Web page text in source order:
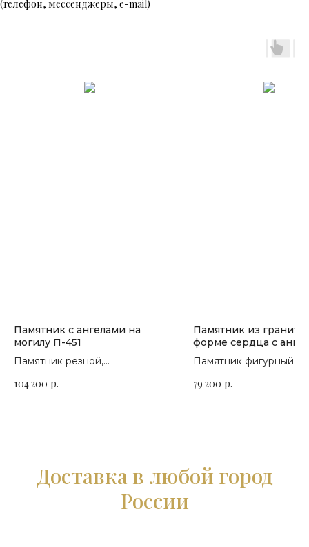
(телефон, мессенджеры, e-mail)
Памятник с ангелами на
могилу П-451
Памятник резной,
на выбор
104 200 р.
Памятник из гранита
форме сердца с
П-306
Памятник фигурный,
на выбор
79 200 р.
Доставка в любой город
России